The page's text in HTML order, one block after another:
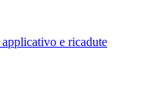
e ricadute